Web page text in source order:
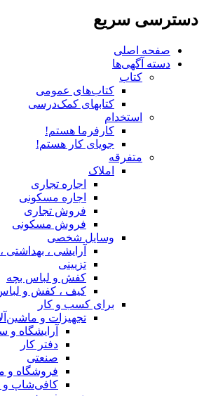
دسترسی سریع
صفحه اصلی
دسته آگهی‌ها
کتاب
کتاب‌های عمومی
کتابهای کمک‌درسی
استخدام
کارفرما هستم!
جویای کار هستم!
متفرقه
املاک
اجاره تجاری
اجاره مسکونی
فروش تجاری
فروش مسکونی
وسایل شخصی
آرایشی ، بهداشتی
تزیینی
کفش و لباس بچه
کیف ، کفش و
برای کسب و کار
تجهیزات و
آرایشگاه و
دفتر کار
صنعتی
فروشگاه و
کافی‌شاپ و